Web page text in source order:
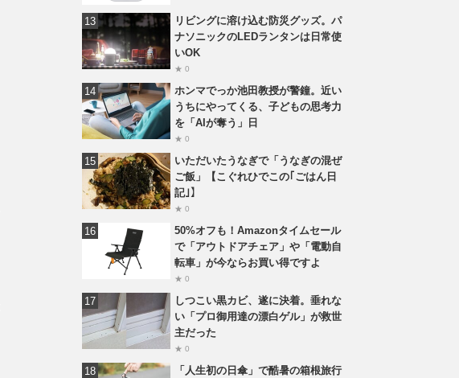
リビングに溶け込む防災グッズ。パ
ナソニックのLEDランタンは日常使
いOK
★ 0
ホンマでっか池田教授が警鐘。近い
うちにやってくる、子どもの思考力
を「AIが奪う」日
★ 0
いただいたうなぎで「うなぎの混ぜ
ご飯」【こぐれひでこの｢ごはん日
記｣】
★ 0
50%オフも！Amazonタイムセール
で「アウトドアチェア」や「電動自
転車」が今ならお買い得ですよ
★ 0
しつこい黒カビ、遂に決着。垂れな
い「プロ御用達の漂白ゲル」が救世
主だった
★ 0
「人生初の日傘」で酷暑の箱根旅行